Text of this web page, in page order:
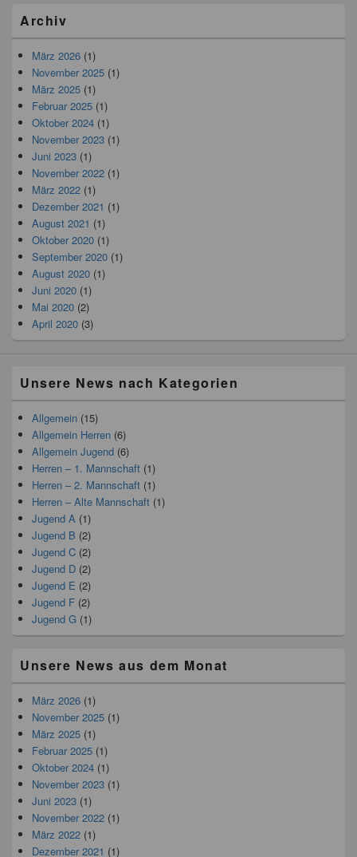
Archiv
März 2026 (1)
November 2025 (1)
März 2025 (1)
Februar 2025 (1)
Oktober 2024 (1)
November 2023 (1)
Juni 2023 (1)
November 2022 (1)
März 2022 (1)
Dezember 2021 (1)
August 2021 (1)
Oktober 2020 (1)
September 2020 (1)
August 2020 (1)
Juni 2020 (1)
Mai 2020 (2)
April 2020 (3)
Unsere News nach Kategorien
Allgemein (15)
Allgemein Herren (6)
Allgemein Jugend (6)
Herren – 1. Mannschaft (1)
Herren – 2. Mannschaft (1)
Herren – Alte Mannschaft (1)
Jugend A (1)
Jugend B (2)
Jugend C (2)
Jugend D (2)
Jugend E (2)
Jugend F (2)
Jugend G (1)
Unsere News aus dem Monat
März 2026 (1)
November 2025 (1)
März 2025 (1)
Februar 2025 (1)
Oktober 2024 (1)
November 2023 (1)
Juni 2023 (1)
November 2022 (1)
März 2022 (1)
Dezember 2021 (1)